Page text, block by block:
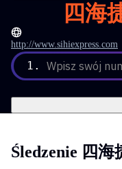
四海
http://www.sihiexpress.com
1. Wpisz swój
Śledzenie 四海